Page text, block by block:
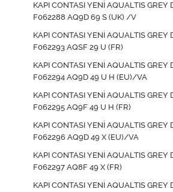
KAPI CONTASI YENİ AQUALTIS GREY
F062288 AQ9D 69 S (UK) /V
KAPI CONTASI YENİ AQUALTIS GREY
F062293 AQSF 29 U (FR)
KAPI CONTASI YENİ AQUALTIS GREY
F062294 AQ9D 49 U H (EU)/VA
KAPI CONTASI YENİ AQUALTIS GREY
F062295 AQ9F 49 U H (FR)
KAPI CONTASI YENİ AQUALTIS GREY
F062296 AQ9D 49 X (EU)/VA
KAPI CONTASI YENİ AQUALTIS GREY
F062297 AQ8F 49 X (FR)
KAPI CONTASI YENİ AQUALTIS GREY